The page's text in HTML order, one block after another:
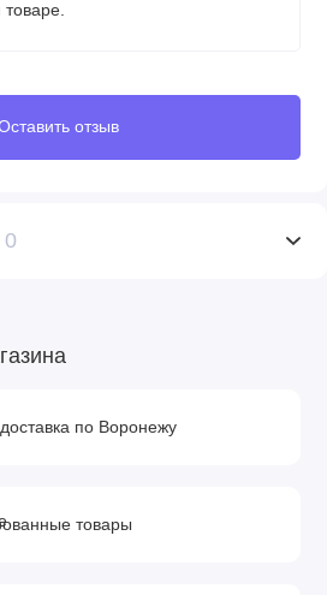
товаре.
отзыв
0
по Воронежу
товары